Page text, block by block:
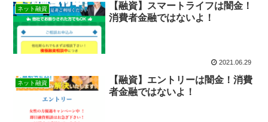
ネット融資
【融資】スマートライフは闇金！
消費者金融ではないよ！
2021.06.29
ネット融資
【融資】エントリーは闇金！消費
者金融ではないよ！